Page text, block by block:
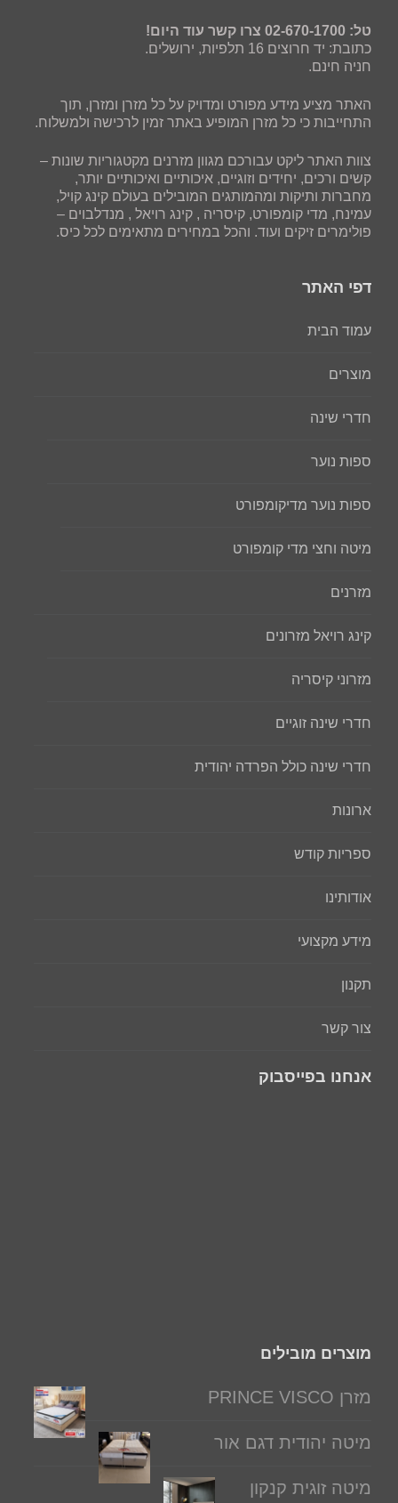
טל: 02-670-1700 צרו קשר עוד היום!
כתובת: יד חרוצים 16 תלפיות, ירושלים.
חניה חינם.
האתר מציע מידע מפורט ומדויק על כל מזרן ומזרן, תוך
התחייבות כי כל מזרן המופיע באתר זמין לרכישה ולמשלוח.
צוות האתר ליקט עבורכם מגוון מזרנים מקטגוריות שונות –
קשים ורכים, יחידים וזוגיים, איכותיים ואיכותיים יותר,
מחברות ותיקות ומהמותגים המובילים בעולם קינג קויל,
עמינח, מדי קומפורט, קיסריה , קינג רויאל , מנדלבוים –
פולימרים זיקים ועוד. והכל במחירים מתאימים לכל כיס.
דפי האתר
עמוד הבית
מוצרים
חדרי שינה
ספות נוער
ספות נוער מדיקומפורט
מיטה וחצי מדי קומפורט
מזרנים
קינג רויאל מזרונים
מזרוני קיסריה
חדרי שינה זוגיים
חדרי שינה כולל הפרדה יהודית
ארונות
ספריות קודש
אודותינו
מידע מקצועי
תקנון
צור קשר
אנחנו בפייסבוק
מוצרים מובילים
מזרן PRINCE VISCO
מיטה יהודית דגם אור
מיטה זוגית קנקון